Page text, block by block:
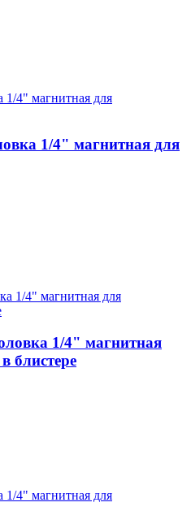
1/4" магнитная для
1/4" магнитная
блистере